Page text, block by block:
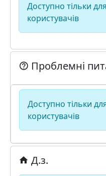
Доступно тільки
користувачів
Проблемні
Доступно тільки
користувачів
Д.з.